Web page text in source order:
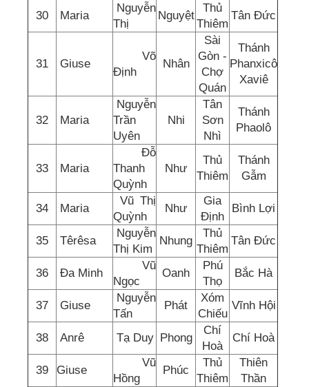
30 Maria
Nguyễn
Thị
Nguyệt
Thủ
Thiêm
Tân Đức
31 Giuse
Võ
Định
Nhân
Sài
Gòn -
Chợ
Quán
Thánh
Phanxicô
Xaviê
32 Maria
Nguyễn
Trần
Uyên
Nhi
Tân
Sơn
Nhì
Thánh
Phaolô
33 Maria
Đỗ
Thanh
Quỳnh
Như
Thủ
Thiêm
Thánh
Gẫm
34 Maria
Vũ Thị
Quỳnh
Như
Gia
Định
Bình Lợi
35 Têrêsa
Nguyễn
Thị Kim
Nhung
Thủ
Thiêm
Tân Đức
36 Đa Minh
Vũ
Ngọc
Oanh
Phú
Thọ
Bắc Hà
37 Giuse
Nguyễn
Tấn
Phát
Xóm
Chiếu
Vĩnh Hội
38 Anrê Tạ Duy Phong
Chí
Hoà
Chí Hoà
39 Giuse
Vũ
Hồng
Phúc
Thủ
Thiêm
Thiên
Thần